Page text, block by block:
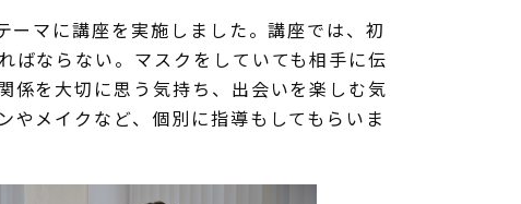
マに講座を実施しました。講座では、初
ばならない。マスクをしていても相手に伝
係を大切に思う気持ち、出会いを楽しむ気
メイクなど、個別に指導もしてもらいま